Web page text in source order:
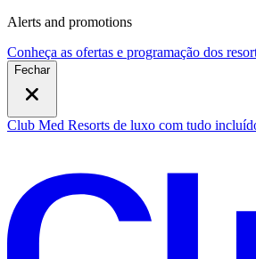
Alerts and promotions
Conheça as ofertas e programação dos
Fechar
Club Med Resorts de luxo com tudo